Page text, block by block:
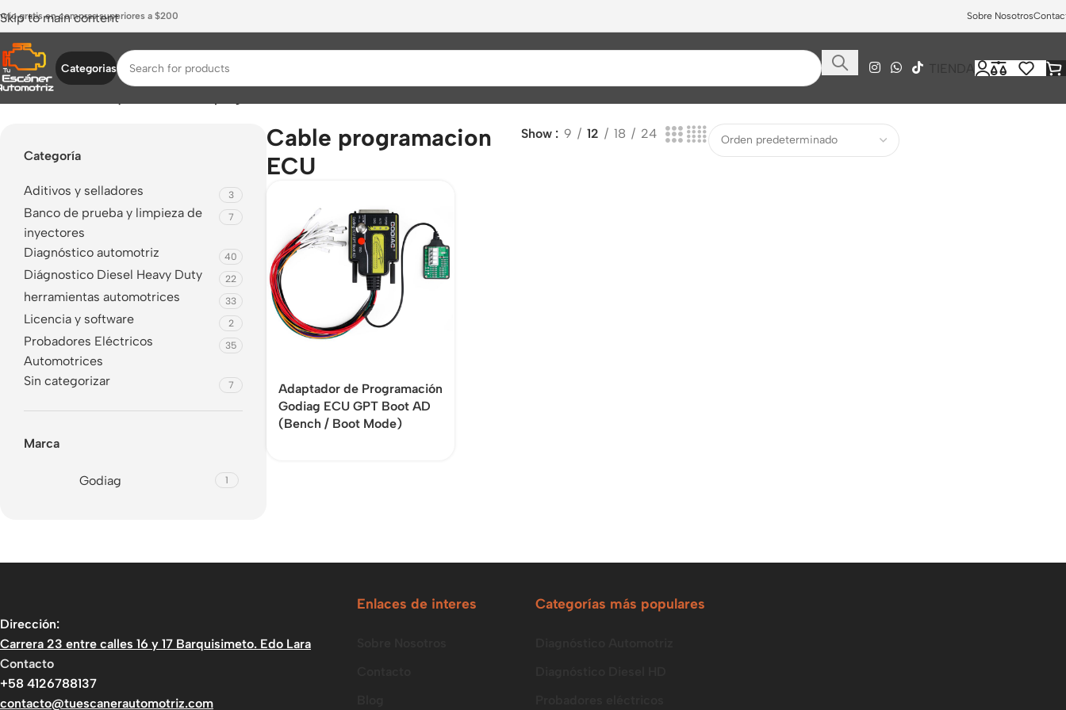
Skip to main content
gratis en compras superiores a $200 Sobre Nosotros
Categorias
TIENDA
Categoría
Aditivos y selladores 3
Banco de prueba y limpieza de
inyectores
7
Diagnóstico automotriz 40
Diágnostico Diesel Heavy Duty 22
herramientas automotrices 33
Licencia y software 2
Probadores Eléctricos
Automotrices
35
Sin categorizar 7
Marca
Godiag 1
Cable programacion
ECU
Show 9 12 18 24
Adaptador de Programación
Godiag ECU GPT Boot AD
(Bench / Boot Mode)
Dirección:
Carrera 23 entre calles 16 y 17 Barquisimeto. Edo Lara
Contacto
+58 4126788137
contacto@tuescanerautomotriz.com
Enlaces de interes Categorías más populares